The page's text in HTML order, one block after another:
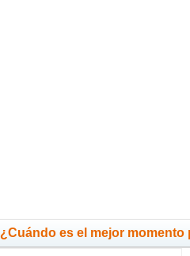
¿Cuándo es el mejor